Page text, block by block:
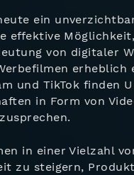
ein
effektive
von digitaler
und TikTok finden
in Form von
in einer Vielzahl
zu steigern,